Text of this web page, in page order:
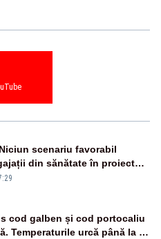
scenariu favorabil
din sănătate în proiectul
cod galben și cod portocaliu
Temperaturile urcă până la 38